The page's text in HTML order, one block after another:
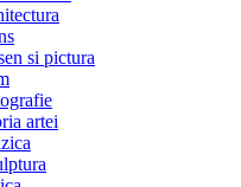
si pictura
artei